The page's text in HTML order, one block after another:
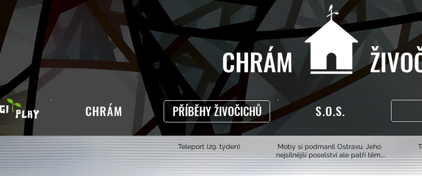
CHRÁM
CHRÁM PŘÍBĚHY ŽIVOČICHŮ S.O.S.
Teleport (29. týden)
Moby si podmanil Ostravu. Jeho
nejsilnější poselství ale patří těm,
kteří sami mluvit nedokážou. 🐮🐷
🐔🌱💚